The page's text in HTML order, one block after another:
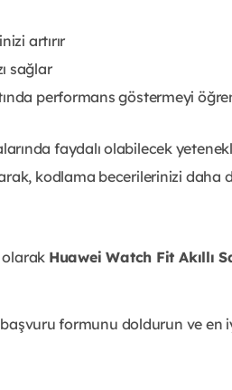
artırır
sağlar
performans göstermeyi
faydalı olabilecek
kodlama becerilerinizi daha
olarak Huawei Watch Fit Akıllı
formunu doldurun ve en